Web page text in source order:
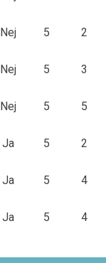
Nej 5 2
Nej 5 3
Nej 5 5
Ja 5 2
Ja 5 4
Ja 5 4